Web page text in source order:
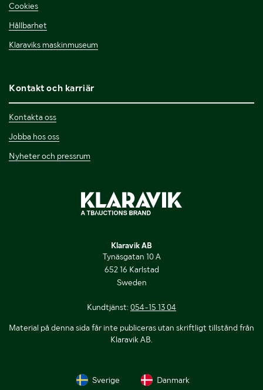
Cookies
Hållbarhet
Klaraviks maskinmuseum
Kontakt och karriär
Kontakta oss
Jobba hos oss
Nyheter och pressrum
Klaravik AB
Tynäsgatan 10 A
652 16 Karlstad
Sweden
Kundtjänst: 054-15 13 04
Material på denna sida får inte publiceras utan skriftligt tillstånd från
Klaravik AB.
Sverige Danmark